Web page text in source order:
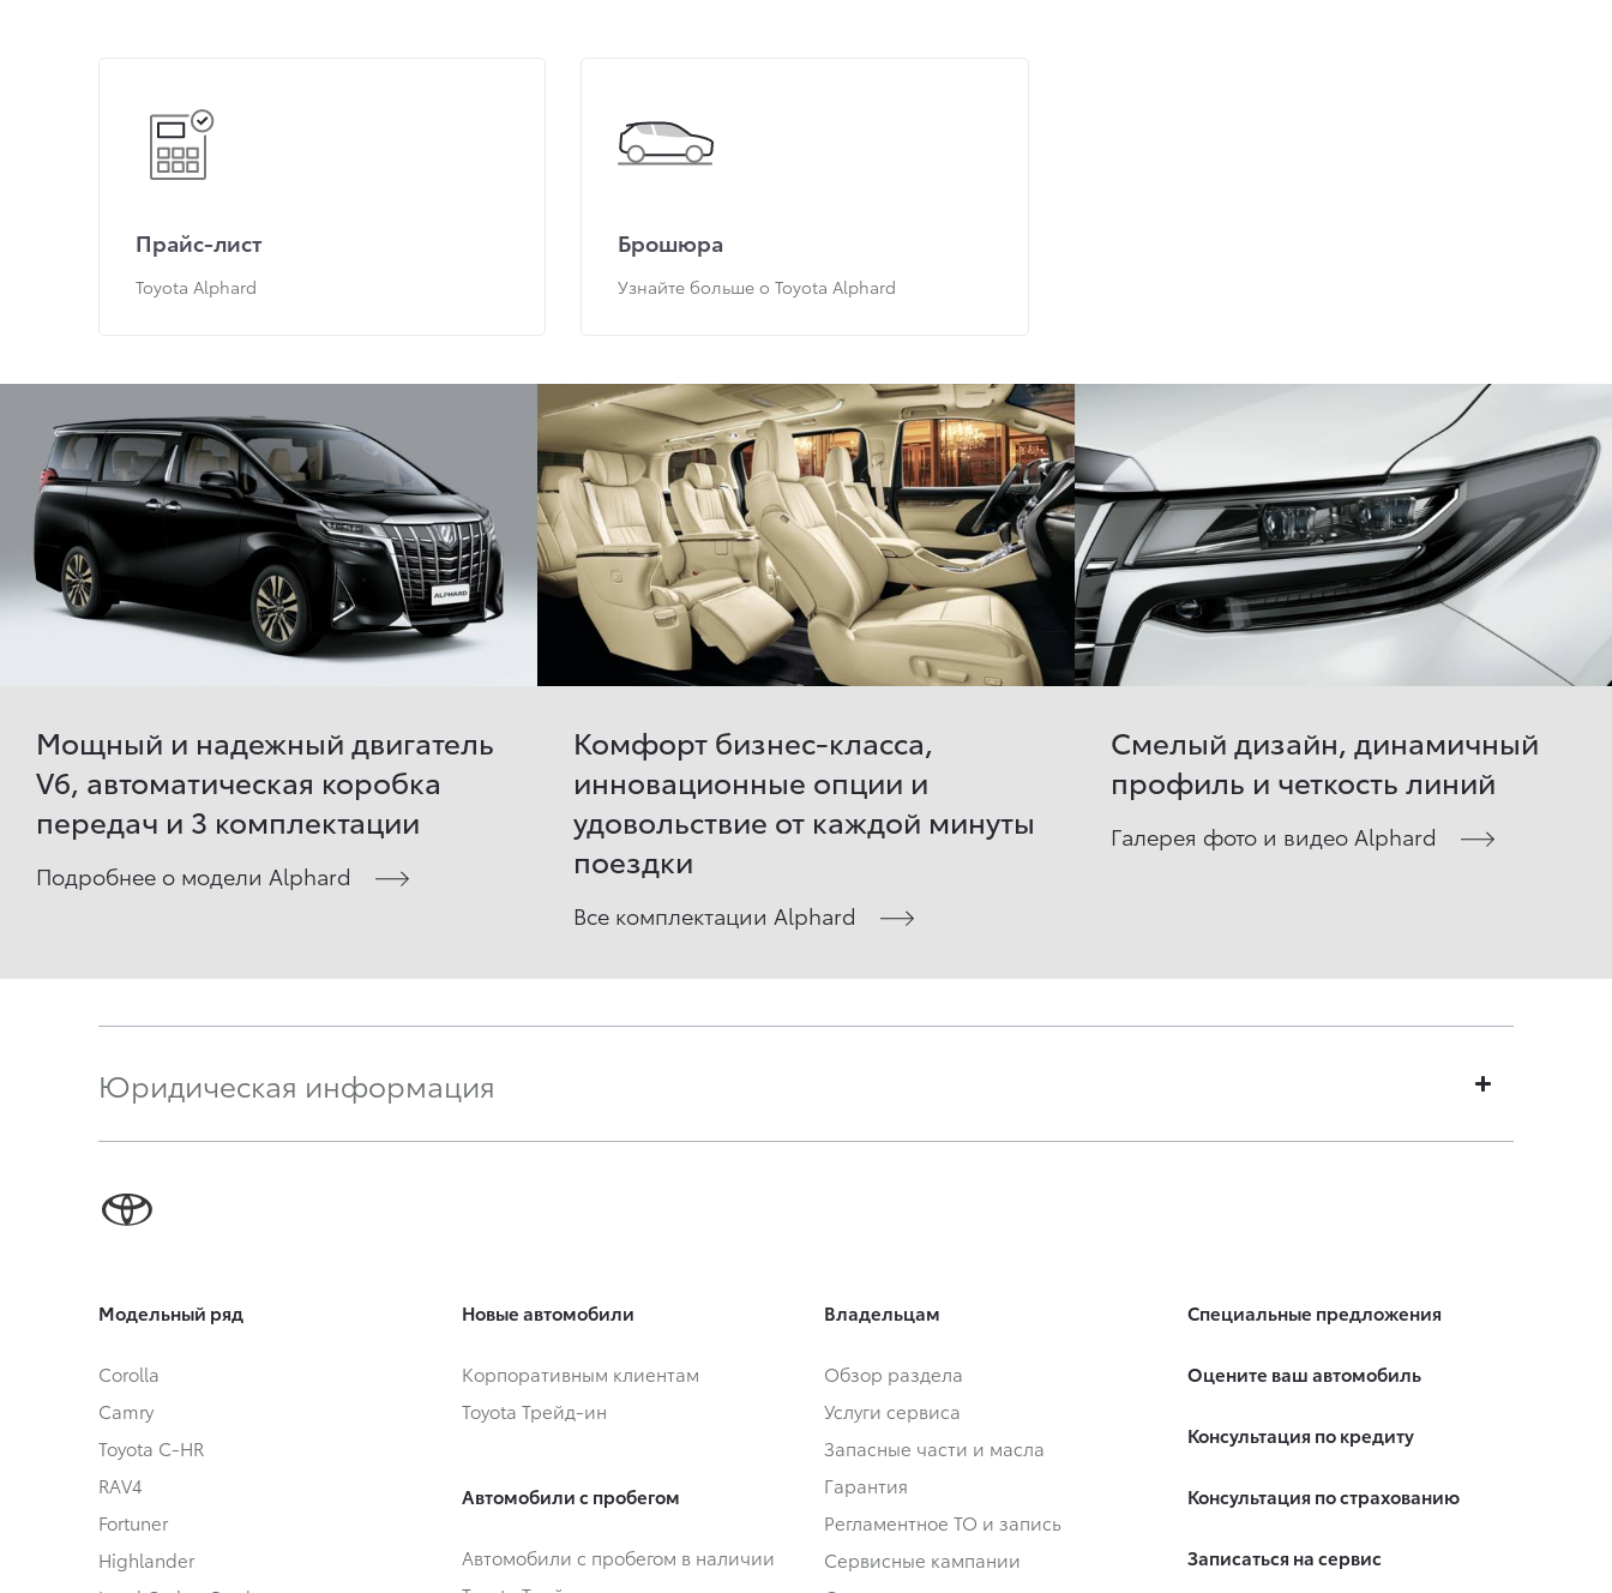
Прайс-лист
Toyota Alphard
Брошюра
Узнайте больше о Toyota Alphard
Мощный и надежный двигатель
V6, автоматическая коробка
передач и 3 комплектации
Подробнее о модели Alphard
Комфорт бизнес-класса,
инновационные опции и
удовольствие от каждой минуты
поездки
Все комплектации Alphard
Смелый дизайн, динамичный
профиль и четкость линий
Галерея фото и видео Alphard
Юридическая информация
Модельный ряд
Corolla
Camry
Toyota C-HR
RAV4
Fortuner
Highlander
Новые автомобили
Корпоративным клиентам
Toyota Трейд-ин
Автомобили с пробегом
Автомобили с пробегом в наличии
Владельцам
Обзор раздела
Услуги сервиса
Запасные части и масла
Гарантия
Регламентное ТО и запись
Сервисные кампании
Специальные предложения
Оцените ваш автомобиль
Консультация по кредиту
Консультация по страхованию
Записаться на сервис